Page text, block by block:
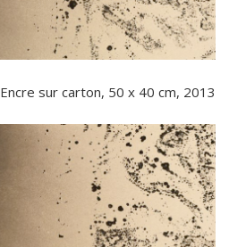
Encre sur carton, 50 x 40 cm, 2013